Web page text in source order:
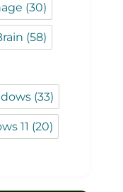
(30)
(58)
(33)
11 (20)